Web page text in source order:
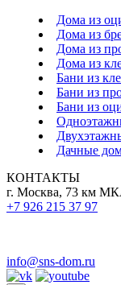
Дома из
Дома из
Дома из
Дома из
Бани из
Бани из
Бани из
Дачные
КОНТАКТЫ
г. Москва, 73 км
+7 926 215 37 97
info@sns-dom.ru